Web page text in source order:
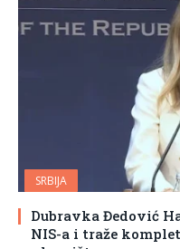
SRBIJA
Dubravka Đedović
NIS-a i traže